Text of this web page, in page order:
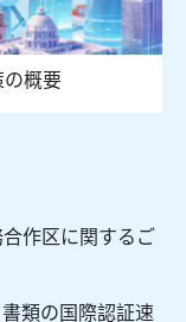
の概要
作区に関するご
類の国際認証速